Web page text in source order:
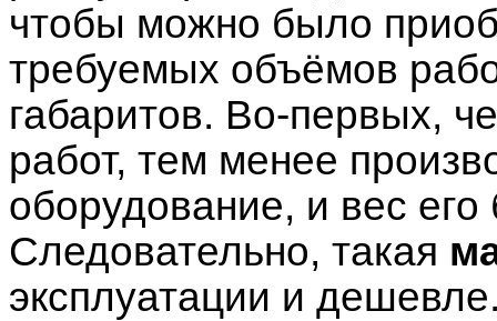
чтобы можно было
требуемых объёмов
габаритов. Во-первых,
работ, тем менее
оборудование, и вес
Следовательно, такая
эксплуатации и